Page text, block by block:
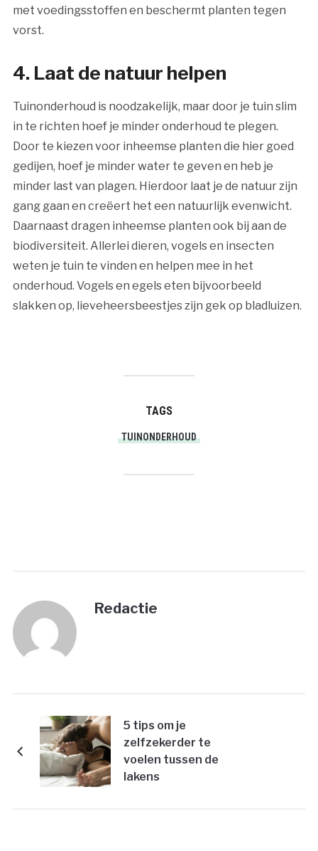
met voedingsstoffen en beschermt planten tegen
vorst.
4. Laat de natuur helpen
Tuinonderhoud is noodzakelijk, maar door je tuin slim
in te richten hoef je minder onderhoud te plegen.
Door te kiezen voor inheemse planten die hier goed
gedijen, hoef je minder water te geven en heb je
minder last van plagen. Hierdoor laat je de natuur zijn
gang gaan en creëert het een natuurlijk evenwicht.
Daarnaast dragen inheemse planten ook bij aan de
biodiversiteit. Allerlei dieren, vogels en insecten
weten je tuin te vinden en helpen mee in het
onderhoud. Vogels en egels eten bijvoorbeeld
slakken op, lieveheersbeestjes zijn gek op bladluizen.
TAGS
TUINONDERHOUD
Redactie
5 tips om je
zelfzekerder te
voelen tussen de
lakens